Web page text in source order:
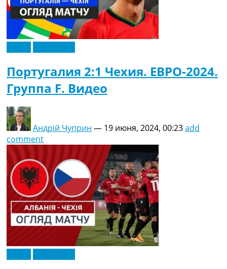
Португалия 2:1 Чехия. ЕВРО-2024.
Группа F. Видео
Андрій Чуприн — 19 июня, 2024, 00:23add
comment